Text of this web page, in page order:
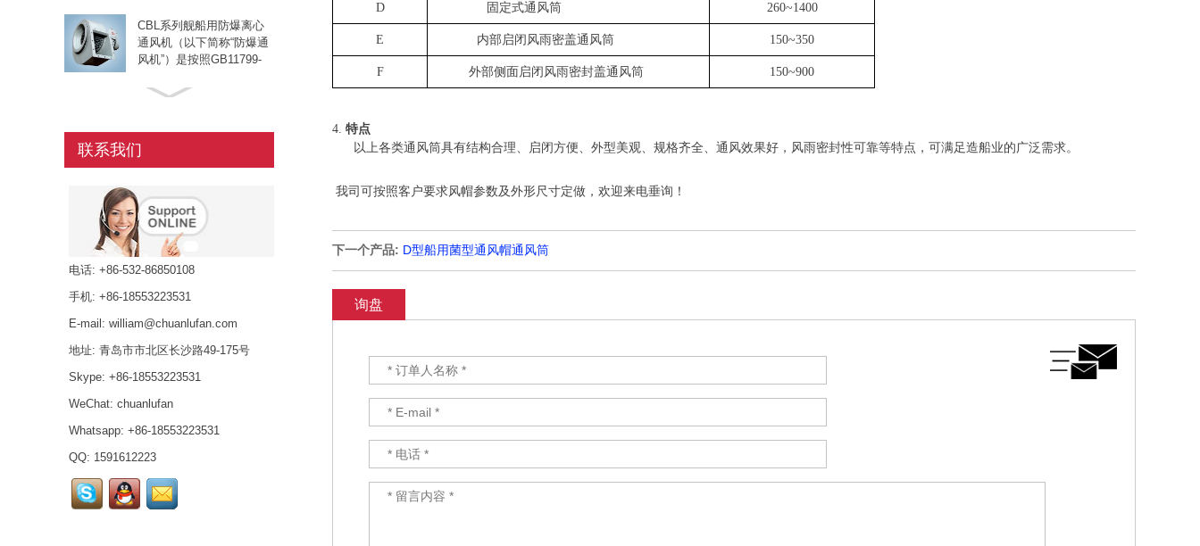
环境用防爆电气设备》中的
1通用要求、GB3836.2－
2000《...
CBL系列舰船用防爆离心
通风机（以下简称“防爆通
风机”）是按照GB11799-
机》、GB3836.1－
求、GB3836.2－20...
等的腐蚀性空气，JCZ系
气，也可应用于其他适当
的场合。JCZ系列船用轴
流通风机按照GB1...
是一种新型的节能、低噪
声风机，它适用于各种舰
船的通风换气，也适用于
其它相适应的场合。 CZF
系列船用轴流通风机具有
轻、耗用功率小、可逆
转、运转平稳、能抗一...
CLZ1-J 船用轴流通风机用
用于向舱室输风，也可用于
舱室抽风，被输送的空气可
以及蓄电池自然蒸发所形成
气温度不超过50℃。...
CLZ系列船用轴流通风机
既可用于向舱室输风，也
可用于舱室抽风，被输送
具有的盐份以及蓄电池自
气，被输送的空气温度不
超过50℃。...
CDZ系列船用低噪声轴流通
船用产品。具有效率高、噪
音低、运转平稳和满足舰舰
船用条件要求等特点。它适
用于各种舰船的通风换气，
CWZ系列船用小型轴流
联系我们
电话: +86-532-86850108
手机: +86-18553223531
E-mail: william@chuanlufan.com
地址: 青岛市市北区长沙路49-175号
Skype: +86-18553223531
WeChat: chuanlufan
Whatsapp: +86-18553223531
QQ: 1591612223
D 固定式通风筒 260~1400
E 内部启闭风雨密盖通风筒 150~350
F 外部侧面启闭风雨密封盖通风筒 150~900
4. 特点
以上各类通风筒具有结构合理、启闭方便、外型美观、规格齐全、通风效果好，风雨密封性可靠等特点，可满足造船业的广泛需求。
我司可按照客户要求风帽参数及外形尺寸定做，欢迎来电垂询！
下一个产品: D型船用菌型通风帽通风筒
询盘